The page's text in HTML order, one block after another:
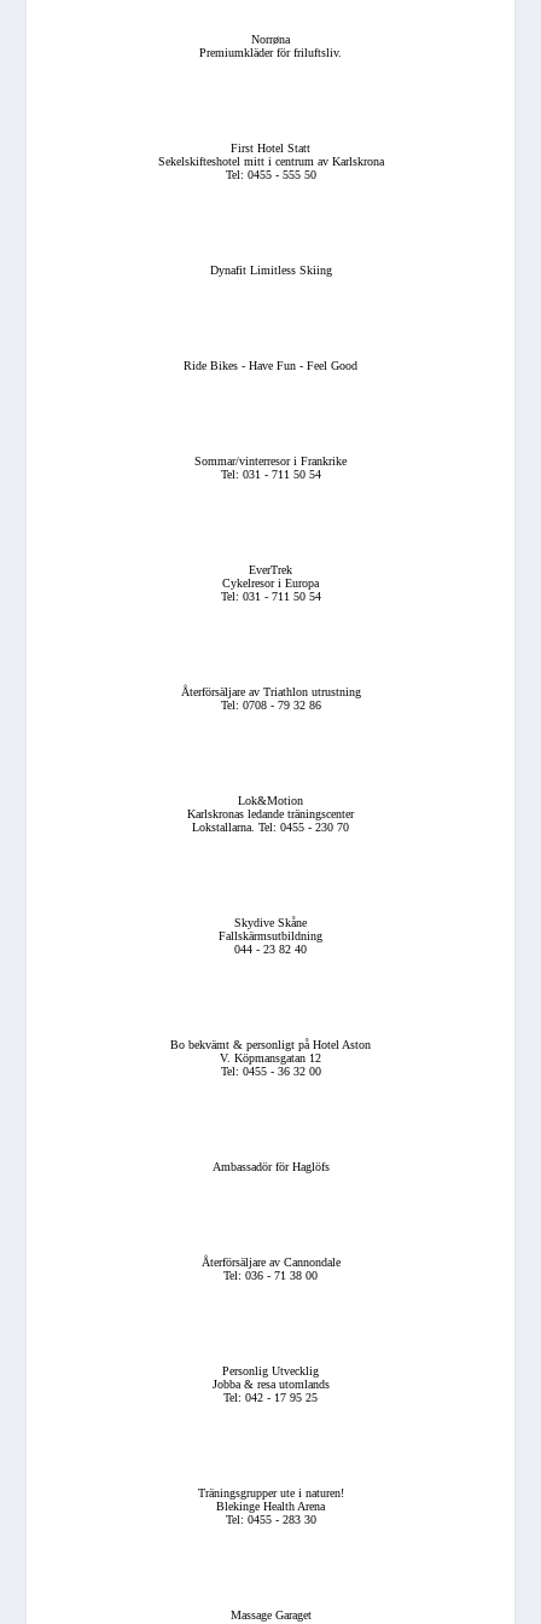
Norrøna
Premiumkläder för friluftsliv.
First Hotel Statt
Sekelskifteshotel mitt i centrum av Karlskrona
Tel: 0455 - 555 50
Dynafit Limitless Skiing
Ride Bikes - Have Fun - Feel Good
Sommar/vinterresor i Frankrike
Tel: 031 - 711 50 54
EverTrek
Cykelresor i Europa
Tel: 031 - 711 50 54
Återförsäljare av Triathlon utrustning
Tel: 0708 - 79 32 86
Lok&Motion
Karlskronas ledande träningscenter
Lokstallarna. Tel: 0455 - 230 70
Skydive Skåne
Fallskärmsutbildning
044 - 23 82 40
Bo bekvämt & personligt på Hotel Aston
V. Köpmansgatan 12
Tel: 0455 - 36 32 00
Ambassadör för Haglöfs
Återförsäljare av Cannondale
Tel: 036 - 71 38 00
Personlig Utvecklig
Jobba & resa utomlands
Tel: 042 - 17 95 25
Träningsgrupper ute i naturen!
Blekinge Health Arena
Tel: 0455 - 283 30
Massage Garaget